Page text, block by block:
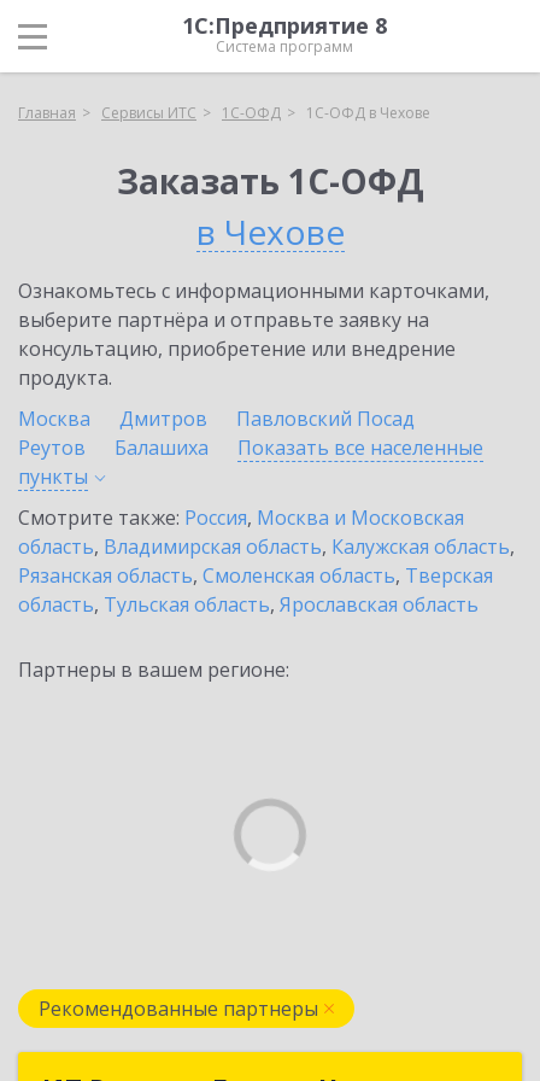
1С:Предприятие 8
Система программ
Главная Сервисы ИТС 1С-ОФД 1С-ОФД в Чехове
Заказать 1С-ОФД
в Чехове
Ознакомьтесь с информационными карточками,
выберите партнёра и отправьте заявку на
консультацию, приобретение или внедрение
продукта.
Москва
Дмитров
Павловский Посад
Реутов
Балашиха
Показать все населенные
пункты
Смотрите также: Россия, Москва и Московская
область, Владимирская область, Калужская область,
Рязанская область, Смоленская область, Тверская
область, Тульская область, Ярославская область
Партнеры в вашем регионе:
Рекомендованные партнеры